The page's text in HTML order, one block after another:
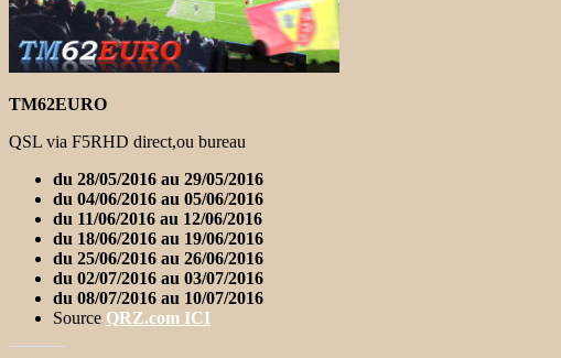
TM62EURO
QSL via F5RHD direct,ou bureau
du 28/05/2016 au 29/05/2016
du 04/06/2016 au 05/06/2016
du 11/06/2016 au 12/06/2016
du 18/06/2016 au 19/06/2016
du 25/06/2016 au 26/06/2016
du 02/07/2016 au 03/07/2016
du 08/07/2016 au 10/07/2016
Source QRZ.com ICI